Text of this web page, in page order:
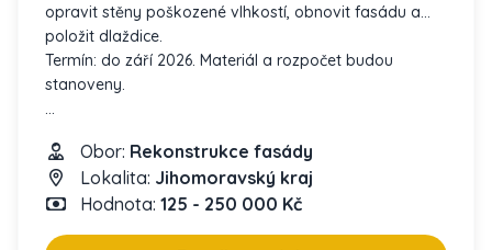
opravit stěny poškozené vlhkostí, obnovit fasádu a
položit dlaždice.
Termín: do září 2026. Materiál a rozpočet budou
stanoveny.
Obor: Rekonstrukce fasády
Lokalita: Jihomoravský kraj
Hodnota: 125 - 250 000 Kč